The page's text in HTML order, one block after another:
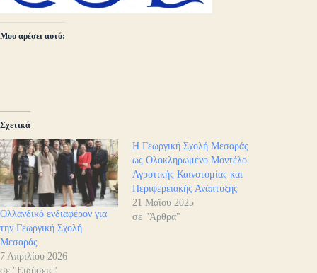
Μου αρέσει αυτό:
Σχετικά
Ολλανδικό ενδιαφέρον για
την Γεωργική Σχολή
Μεσαράς
7 Απριλίου 2026
σε "Ειδήσεις"
Η Γεωργική Σχολή Μεσαράς
ως Ολοκληρωμένο Μοντέλο
Αγροτικής Καινοτομίας και
Περιφερειακής Ανάπτυξης
21 Μαΐου 2025
σε "Άρθρα"